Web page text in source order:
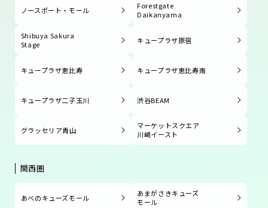
ノースポート・モール
Forestgate
Daikanyama
Shibuya Sakura
Stage
キュープラザ原宿
キュープラザ恵比寿 キュープラザ恵比寿南
キュープラザ二子玉川 渋谷BEAM
グラッセリア青山
マーケットスクエア
川崎イースト
関西圏
あべのキューズモール
あまがさきキューズ
モール